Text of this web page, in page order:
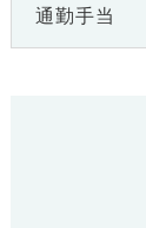
通勤手当